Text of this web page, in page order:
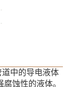
中的导电液体
蚀性的液体。